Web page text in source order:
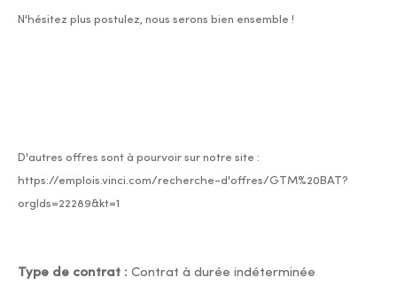
N'hésitez plus postulez, nous serons bien ensemble !
D'autres offres sont à pourvoir sur notre site :
https://emplois.vinci.com/recherche-d'offres/GTM%20BAT?
orgIds=22289&kt=1
Type de contrat : Contrat à durée indéterminée